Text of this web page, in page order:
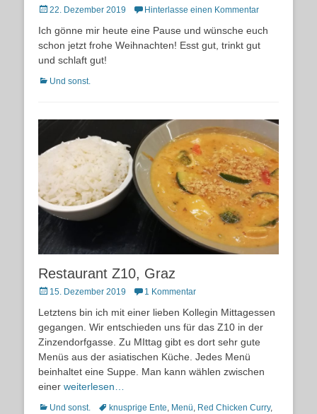
Posted22. Dezember 2019 Hinterlasse einen Kommentar
Ich gönne mir heute eine Pause und wünsche euch
schon jetzt frohe Weihnachten! Esst gut, trinkt gut
und schlaft gut!
Kategorien
Und sonst.
Restaurant Z10, Graz
Posted15. Dezember 2019 1 Kommentar
Letztens bin ich mit einer lieben Kollegin Mittagessen
gegangen. Wir entschieden uns für das Z10 in der
Zinzendorfgasse. Zu MIttag gibt es dort sehr gute
Menüs aus der asiatischen Küche. Jedes Menü
beinhaltet eine Suppe. Man kann wählen zwischen
einer weiterlesen…
Kategorien
Und sonst. Schlagworte
knusprige Ente, Menü, Red Chicken Curry,